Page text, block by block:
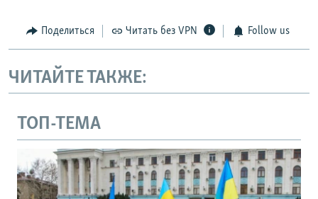
Поделиться Читать без VPN Follow us
ЧИТАЙТЕ ТАКЖЕ:
ТОП-ТЕМА